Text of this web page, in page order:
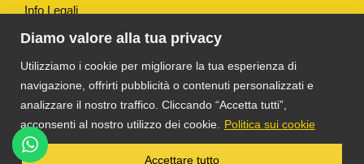
Diamo valore alla tua privacy
Utilizziamo i cookie per migliorare la tua esperienza di
navigazione, offrirti pubblicità o contenuti personalizzati e
analizzare il nostro traffico. Cliccando “Accetta tutti”,
acconsenti al nostro utilizzo dei cookie.
Politica sui cookie
Accettare tutto
Info Legali
Note Legali
TS DACOM S.R.L. UNIPERSONALE P. IVA